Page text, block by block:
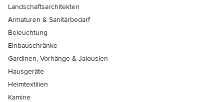
Landschaftsarchitekten
Armaturen & Sanitärbedarf
Beleuchtung
Einbauschränke
Gardinen, Vorhänge & Jalousien
Hausgeräte
Heimtextilien
Kamine